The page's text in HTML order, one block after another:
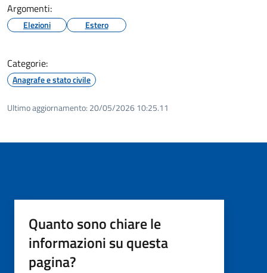
Argomenti:
Elezioni Estero
Categorie:
Anagrafe e stato civile
Ultimo aggiornamento: 20/05/2026 10:25.11
Quanto sono chiare le
informazioni su questa
pagina?